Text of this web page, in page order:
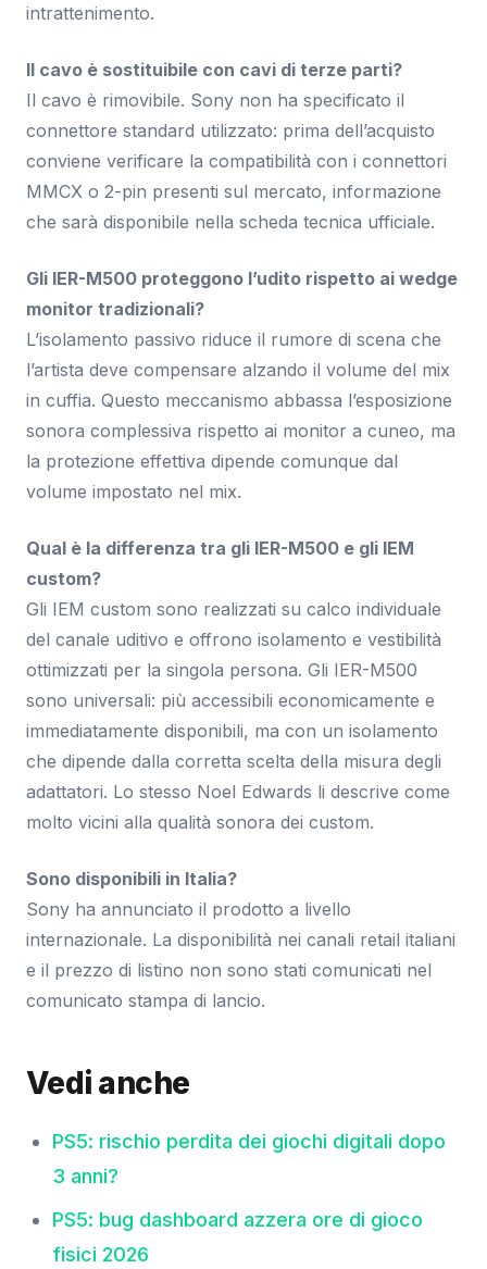
intrattenimento.
Il cavo è sostituibile con cavi di terze parti?
Il cavo è rimovibile. Sony non ha specificato il
connettore standard utilizzato: prima dell’acquisto
conviene verificare la compatibilità con i connettori
MMCX o 2-pin presenti sul mercato, informazione
che sarà disponibile nella scheda tecnica ufficiale.
Gli IER-M500 proteggono l’udito rispetto ai wedge
monitor tradizionali?
L’isolamento passivo riduce il rumore di scena che
l’artista deve compensare alzando il volume del mix
in cuffia. Questo meccanismo abbassa l’esposizione
sonora complessiva rispetto ai monitor a cuneo, ma
la protezione effettiva dipende comunque dal
volume impostato nel mix.
Qual è la differenza tra gli IER-M500 e gli IEM
custom?
Gli IEM custom sono realizzati su calco individuale
del canale uditivo e offrono isolamento e vestibilità
ottimizzati per la singola persona. Gli IER-M500
sono universali: più accessibili economicamente e
immediatamente disponibili, ma con un isolamento
che dipende dalla corretta scelta della misura degli
adattatori. Lo stesso Noel Edwards li descrive come
molto vicini alla qualità sonora dei custom.
Sono disponibili in Italia?
Sony ha annunciato il prodotto a livello
internazionale. La disponibilità nei canali retail italiani
e il prezzo di listino non sono stati comunicati nel
comunicato stampa di lancio.
Vedi anche
PS5: rischio perdita dei giochi digitali dopo
3 anni?
PS5: bug dashboard azzera ore di gioco
fisici 2026